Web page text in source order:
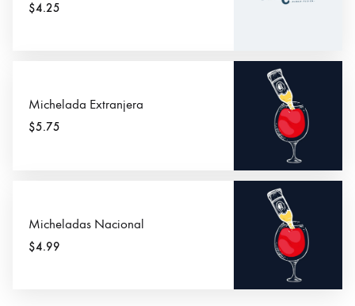
$4.25
Michelada Extranjera
$5.75
Micheladas Nacional
$4.99